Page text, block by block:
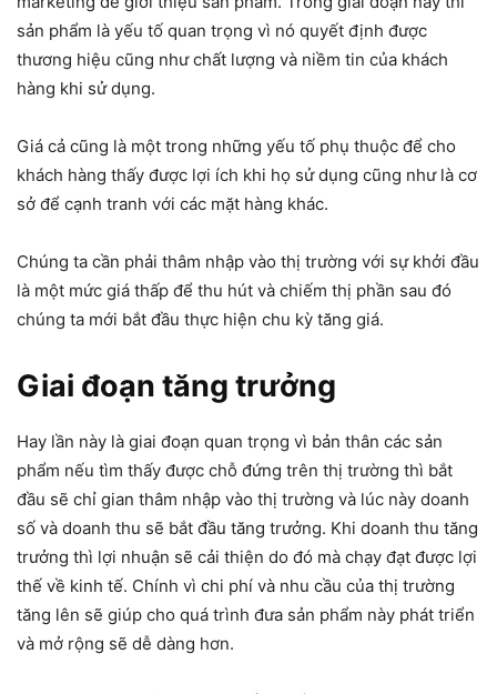
sản phẩm là yếu tố quan trọng vì nó quyết định được
thương hiệu cũng như chất lượng và niềm tin của khách
hàng khi sử dụng.
Giá cả cũng là một trong những yếu tố phụ thuộc để cho
khách hàng thấy được lợi ích khi họ sử dụng cũng như là cơ
sở để cạnh tranh với các mặt hàng khác.
Chúng ta cần phải thâm nhập vào thị trường với sự khởi đầu
là một mức giá thấp để thu hút và chiếm thị phần sau đó
chúng ta mới bắt đầu thực hiện chu kỳ tăng giá.
Giai đoạn tăng trưởng
Hay lần này là giai đoạn quan trọng vì bản thân các sản
phẩm nếu tìm thấy được chỗ đứng trên thị trường thì bắt
đầu sẽ chỉ gian thâm nhập vào thị trường và lúc này doanh
số và doanh thu sẽ bắt đầu tăng trưởng. Khi doanh thu tăng
trưởng thì lợi nhuận sẽ cải thiện do đó mà chạy đạt được lợi
thế về kinh tế. Chính vì chi phí và nhu cầu của thị trường
tăng lên sẽ giúp cho quá trình đưa sản phẩm này phát triển
và mở rộng sẽ dễ dàng hơn.